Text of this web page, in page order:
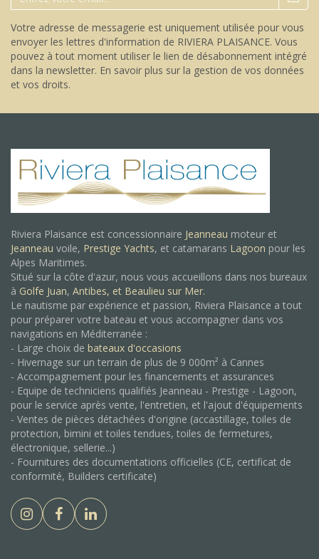
Votre adresse de messagerie est uniquement utilisée pour vous
envoyer les lettres d'information de RIVIERA PLAISANCE. Vous
pouvez à tout moment utiliser le lien de désabonnement intégré
dans la newsletter. En savoir plus sur la gestion de vos données
et vos droits.
Riviera Plaisance est concessionnaire Jeanneau moteur et
Jeanneau voile, Prestige Yachts, et catamarans Lagoon pour les
Alpes Maritimes.
Situé sur la côte d'azur, nous vous accueillons dans nos bureaux
à Golfe Juan, Antibes, et Beaulieu sur Mer.
Le nautisme par expérience et passion, Riviera Plaisance a tout
pour préparer votre bateau et vous accompagner dans vos
navigations en Méditerranée :
- Large choix de bateaux d'occasions
- Hivernage sur un terrain de plus de 9 000m² à Cannes
- Accompagnement pour les financements et assurances
- Equipe de techniciens qualifiés Jeanneau - Prestige - Lagoon,
pour le service après vente, l'entretien, et l'ajout d'équipements
- Ventes de pièces détachées d'origine (accastillage, toiles de
protection, bimini et toiles tendues, toiles de fermetures,
électronique, sellerie...)
- Fournitures des documentations officielles (CE, certificat de
conformité, Builders certificate)